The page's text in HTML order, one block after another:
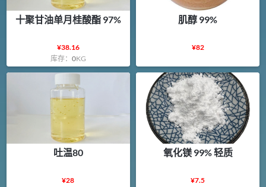
十聚甘油单月桂酸酯 97%
¥38.16
库存： 0KG
肌醇 99%
¥82
吐温80
¥28
氧化镁 99% 轻质
¥7.5